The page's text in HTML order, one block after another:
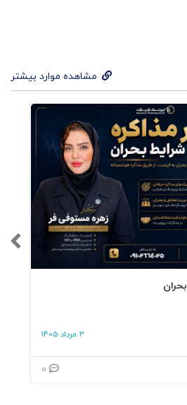
مشاهده موارد بیشتر
3 مرداد 1405